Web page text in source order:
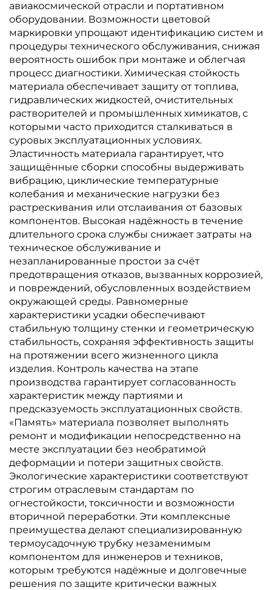
авиакосмической отрасли и портативном
оборудовании. Возможности цветовой
маркировки упрощают идентификацию систем и
процедуры технического обслуживания, снижая
вероятность ошибок при монтаже и облегчая
процесс диагностики. Химическая стойкость
материала обеспечивает защиту от топлива,
гидравлических жидкостей, очистительных
растворителей и промышленных химикатов, с
которыми часто приходится сталкиваться в
суровых эксплуатационных условиях.
Эластичность материала гарантирует, что
защищённые сборки способны выдерживать
вибрацию, циклические температурные
колебания и механические нагрузки без
растрескивания или отслаивания от базовых
компонентов. Высокая надёжность в течение
длительного срока службы снижает затраты на
техническое обслуживание и
незапланированные простои за счёт
предотвращения отказов, вызванных коррозией,
и повреждений, обусловленных воздействием
окружающей среды. Равномерные
характеристики усадки обеспечивают
стабильную толщину стенки и геометрическую
стабильность, сохраняя эффективность защиты
на протяжении всего жизненного цикла
изделия. Контроль качества на этапе
производства гарантирует согласованность
характеристик между партиями и
предсказуемость эксплуатационных свойств.
«Память» материала позволяет выполнять
ремонт и модификации непосредственно на
месте эксплуатации без необратимой
деформации и потери защитных свойств.
Экологические характеристики соответствуют
строгим отраслевым стандартам по
огнестойкости, токсичности и возможности
вторичной переработки. Эти комплексные
преимущества делают специализированную
термоусадочную трубку незаменимым
компонентом для инженеров и техников,
которым требуются надёжные и долговечные
решения по защите критически важных